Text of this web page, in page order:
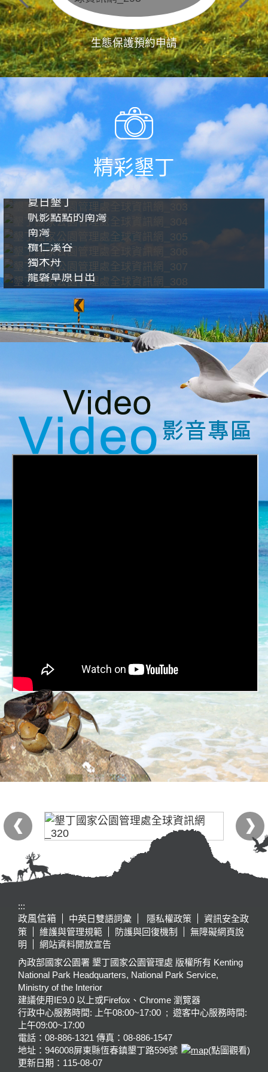
生態保護預約申請
精彩墾丁
夏日墾丁
帆影點點的南灣
南灣
欖仁溪谷
獨木舟
龍磐草原日出
:::
政風信箱
中英日雙語詞彙 隱私權政策
資訊安全政
策
維護與管理規範 防護與回復機制
無障礙網頁說
明
網站資料開放宣告
內政部國家公園署 墾丁國家公園管理處 版權所有 Kenting
National Park Headquarters, National Park Service,
Ministry of the Interior
建議使用IE9.0 以上或Firefox、Chrome 瀏覽器
行政中心服務時間: 上午08:00~17:00 ; 遊客中心服務時間:
上午09:00~17:00
電話：08-886-1321 傳真：08-886-1547
地址：946008屏東縣恆春鎮墾丁路596號
(點圖觀看)
更新日期： 115-08-07